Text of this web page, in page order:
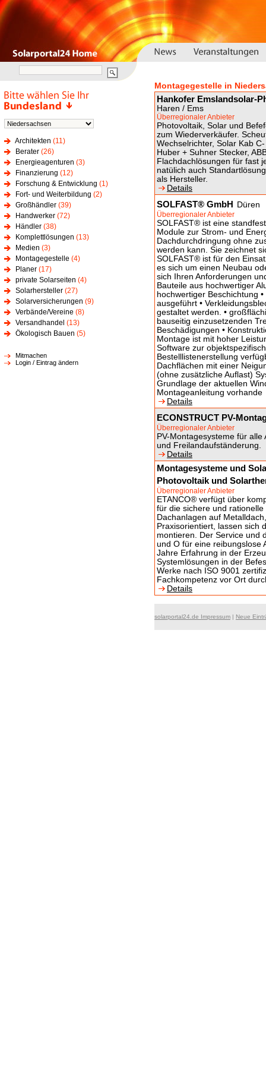
Architekten (11)
Berater (26)
Energieagenturen (3)
Finanzierung (12)
Forschung & Entwicklung (1)
Fort- und Weiterbildung (2)
Großhändler (39)
Handwerker (72)
Händler (38)
Komplettlösungen (13)
Medien (3)
Montagegestelle (4)
Planer (17)
private Solarseiten (4)
Solarhersteller (27)
Solarversicherungen (9)
Verbände/Vereine (8)
Versandhandel (13)
Ökologisch Bauen (5)
Mitmachen
Login / Eintrag ändern
Montagegestelle in
Hankofer Emslandsolar-
Haren / Ems
Überregionaler Anbieter
Photovoltaik, Solar und
zum Wiederverkäufer.
Wechselrichter, Solar Kab
Huber + Suhner Stecker,
Flachdachlösungen für fast
natülich auch
als Hersteller.
Details
SOLFAST® GmbH Düren
Überregionaler Anbieter
SOLFAST® ist eine
Module zur Strom- und
Dachdurchdringung ohne
werden kann. Sie zeichnet
SOLFAST® ist für den
es sich um einen Neubau
sich Ihren Anforderungen
Bauteile aus hochwertiger
hochwertiger Beschichtung
ausgeführt •
gestaltet werden. •
bauseitig einzusetzenden
Beschädigungen •
Montage ist mit hoher
Software zur
Bestelllistenerstellung
Dachflächen mit einer
(ohne zusätzliche Auflast)
Grundlage der aktuellen
Montageanleitung vorhande
Details
ECONSTRUCT PV-
Überregionaler Anbieter
PV-Montagesysteme für
und Freilandaufständerung.
Details
Montagesysteme und
Photovoltaik und
Überregionaler Anbieter
ETANCO® verfügt über
für die sichere und
Dachanlagen auf
Praxisorientiert, lassen sich
montieren. Der Service und
und O für eine reibungslose
Jahre Erfahrung in der
Systemlösungen in der
Werke nach ISO 9001
Fachkompetenz vor Ort
Details
solarportal24.de Impressum | Neue